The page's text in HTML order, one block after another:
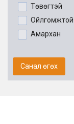
Төвөгтэй
Ойлгомжтой
Амархан
Санал өгөх